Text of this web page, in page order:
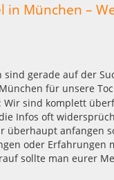
in München –
sind gerade auf der
für unsere
Wir sind komplett
Infos oft
überhaupt anfangen
oder Erfahrungen
sollte man eurer